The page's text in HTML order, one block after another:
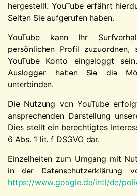
hergestellt. YouTube erfährt
Seiten Sie aufgerufen haben.
YouTube kann Ihr
persönlichen Profil zuzuordnen,
YouTube Konto eingeloggt
Ausloggen haben Sie die
unterbinden.
Die Nutzung von YouTube
ansprechenden Darstellung
Dies stellt ein berechtigtes
6 Abs. 1 lit. f DSGVO dar.
Einzelheiten zum Umgang mit
in der Datenschutzerklärung
https://www.google.de/intl/de/